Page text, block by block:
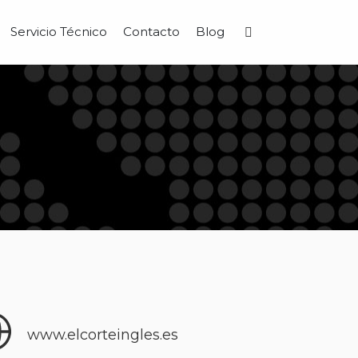
Servicio Técnico Contacto Blog
www.elcorteingles.es